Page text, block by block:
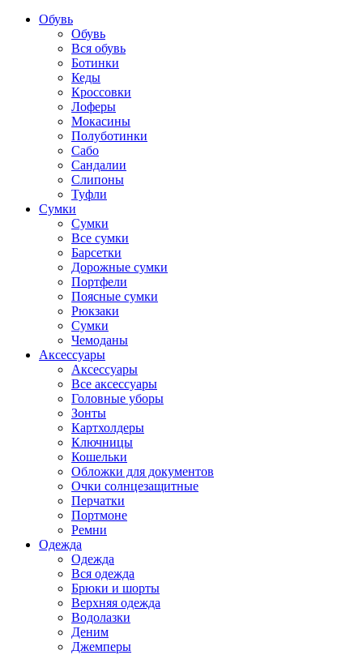
Обувь
Обувь
Вся обувь
Ботинки
Кеды
Кроссовки
Лоферы
Мокасины
Полуботинки
Сабо
Сандалии
Слипоны
Туфли
Сумки
Сумки
Все сумки
Барсетки
Дорожные сумки
Портфели
Поясные сумки
Рюкзаки
Сумки
Чемоданы
Аксессуары
Аксессуары
Все аксессуары
Головные уборы
Зонты
Картхолдеры
Ключницы
Кошельки
Обложки для документов
Очки солнцезащитные
Перчатки
Портмоне
Ремни
Одежда
Одежда
Вся одежда
Брюки и шорты
Верхняя одежда
Водолазки
Деним
Джемперы